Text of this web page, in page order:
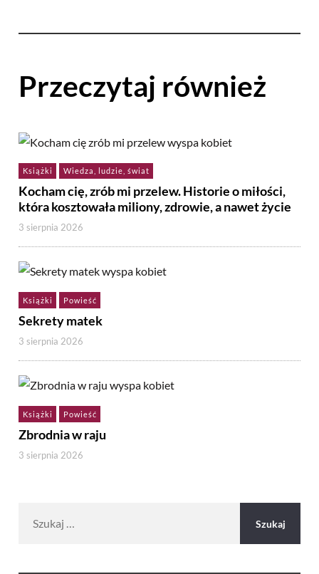
Przeczytaj również
Książki Wiedza, ludzie, świat
Kocham cię, zrób mi przelew. Historie o miłości,
która kosztowała miliony, zdrowie, a nawet życie
3 sierpnia 2026
Książki Powieść
Sekrety matek
3 sierpnia 2026
Książki Powieść
Zbrodnia w raju
3 sierpnia 2026